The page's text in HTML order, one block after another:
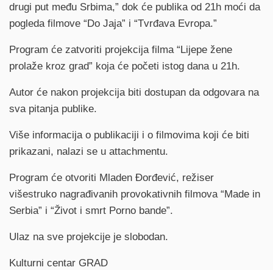
drugi put među Srbima,” dok će publika od 21h moći da
pogleda filmove “Do Jaja” i “Tvrđava Evropa.”
Program će zatvoriti projekcija filma “Lijepe žene
prolaže kroz grad” koja će početi istog dana u 21h.
Autor će nakon projekcija biti dostupan da odgovara na
sva pitanja publike.
Više informacija o publikaciji i o filmovima koji će biti
prikazani, nalazi se u attachmentu.
Program će otvoriti Mladen Đorđević, režiser
višestruko nagrađivanih provokativnih filmova “Made in
Serbia” i “Život i smrt Porno bande”.
Ulaz na sve projekcije je slobodan.
Kulturni centar GRAD